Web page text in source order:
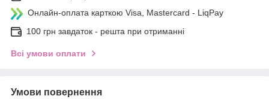
Онлайн-оплата карткою Visa, Mastercard - LiqPay
100 грн завдаток - решта при отриманні
Всі умови оплати
Умови повернення